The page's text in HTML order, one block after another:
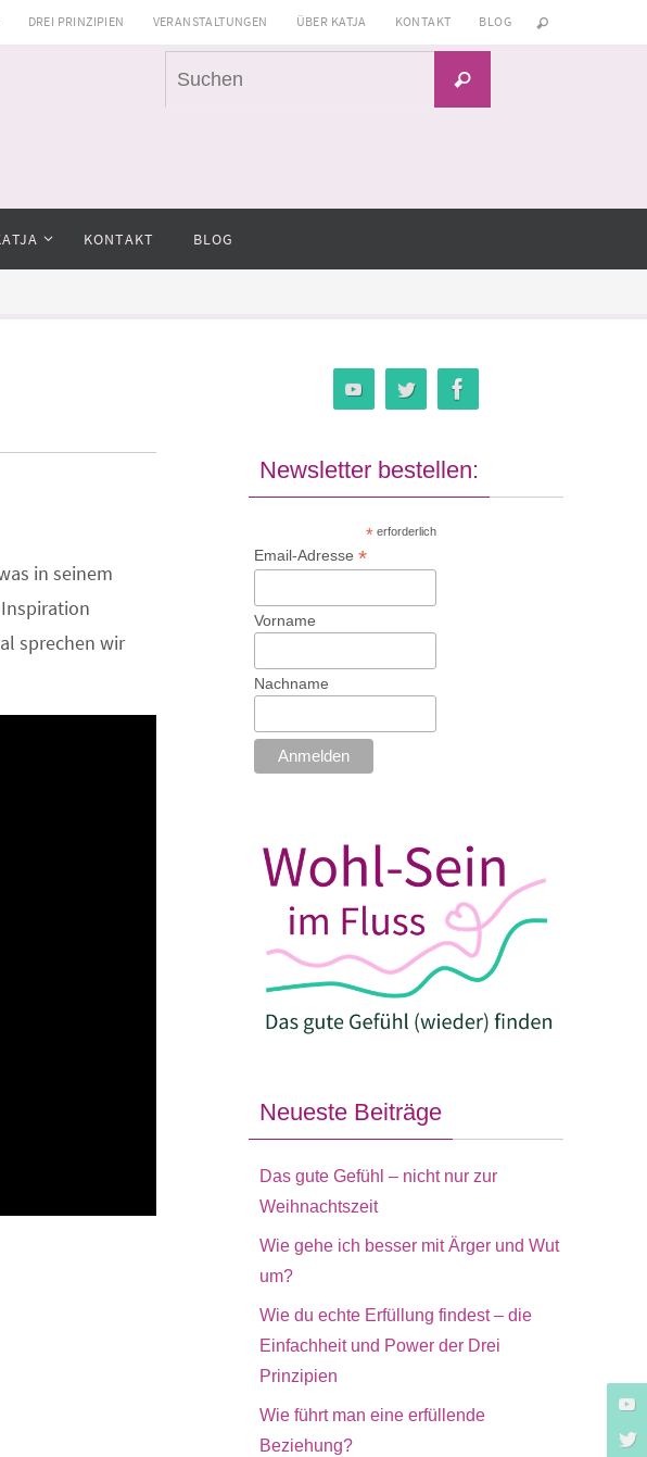
DREI PRINZIPIEN VERANSTALTUNGEN ÜBER KATJA KONTAKT BLOG
Suchen
KONTAKT BLOG
in seinem
sprechen wir
Newsletter bestellen:
* erforderlich
Email-Adresse*
Vorname
Nachname
Neueste Beiträge
Das gute Gefühl – nicht nur zur
Weihnachtszeit
Wie gehe ich besser mit Ärger und Wut
um?
Wie du echte Erfüllung findest – die
Einfachheit und Power der Drei
Prinzipien
Wie führt man eine erfüllende
Beziehung?